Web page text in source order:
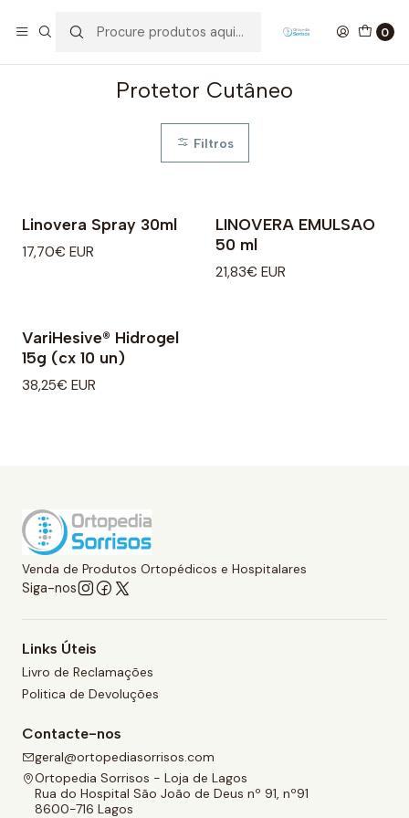
0
Protetor Cutâneo
Protetor Cutâneo
Filtros
Linovera Spray 30ml
17,70€ EUR
LINOVERA EMULSAO
50 ml
21,83€ EUR
VariHesive® Hidrogel
15g (cx 10 un)
38,25€ EUR
Venda de Produtos Ortopédicos e Hospitalares
Siga-nos
Links Úteis
Livro de Reclamações
Politica de Devoluções
Contacte-nos
geral@ortopediasorrisos.com
Ortopedia Sorrisos - Loja de Lagos
Rua do Hospital São João de Deus nº 91, nº91
8600-716 Lagos